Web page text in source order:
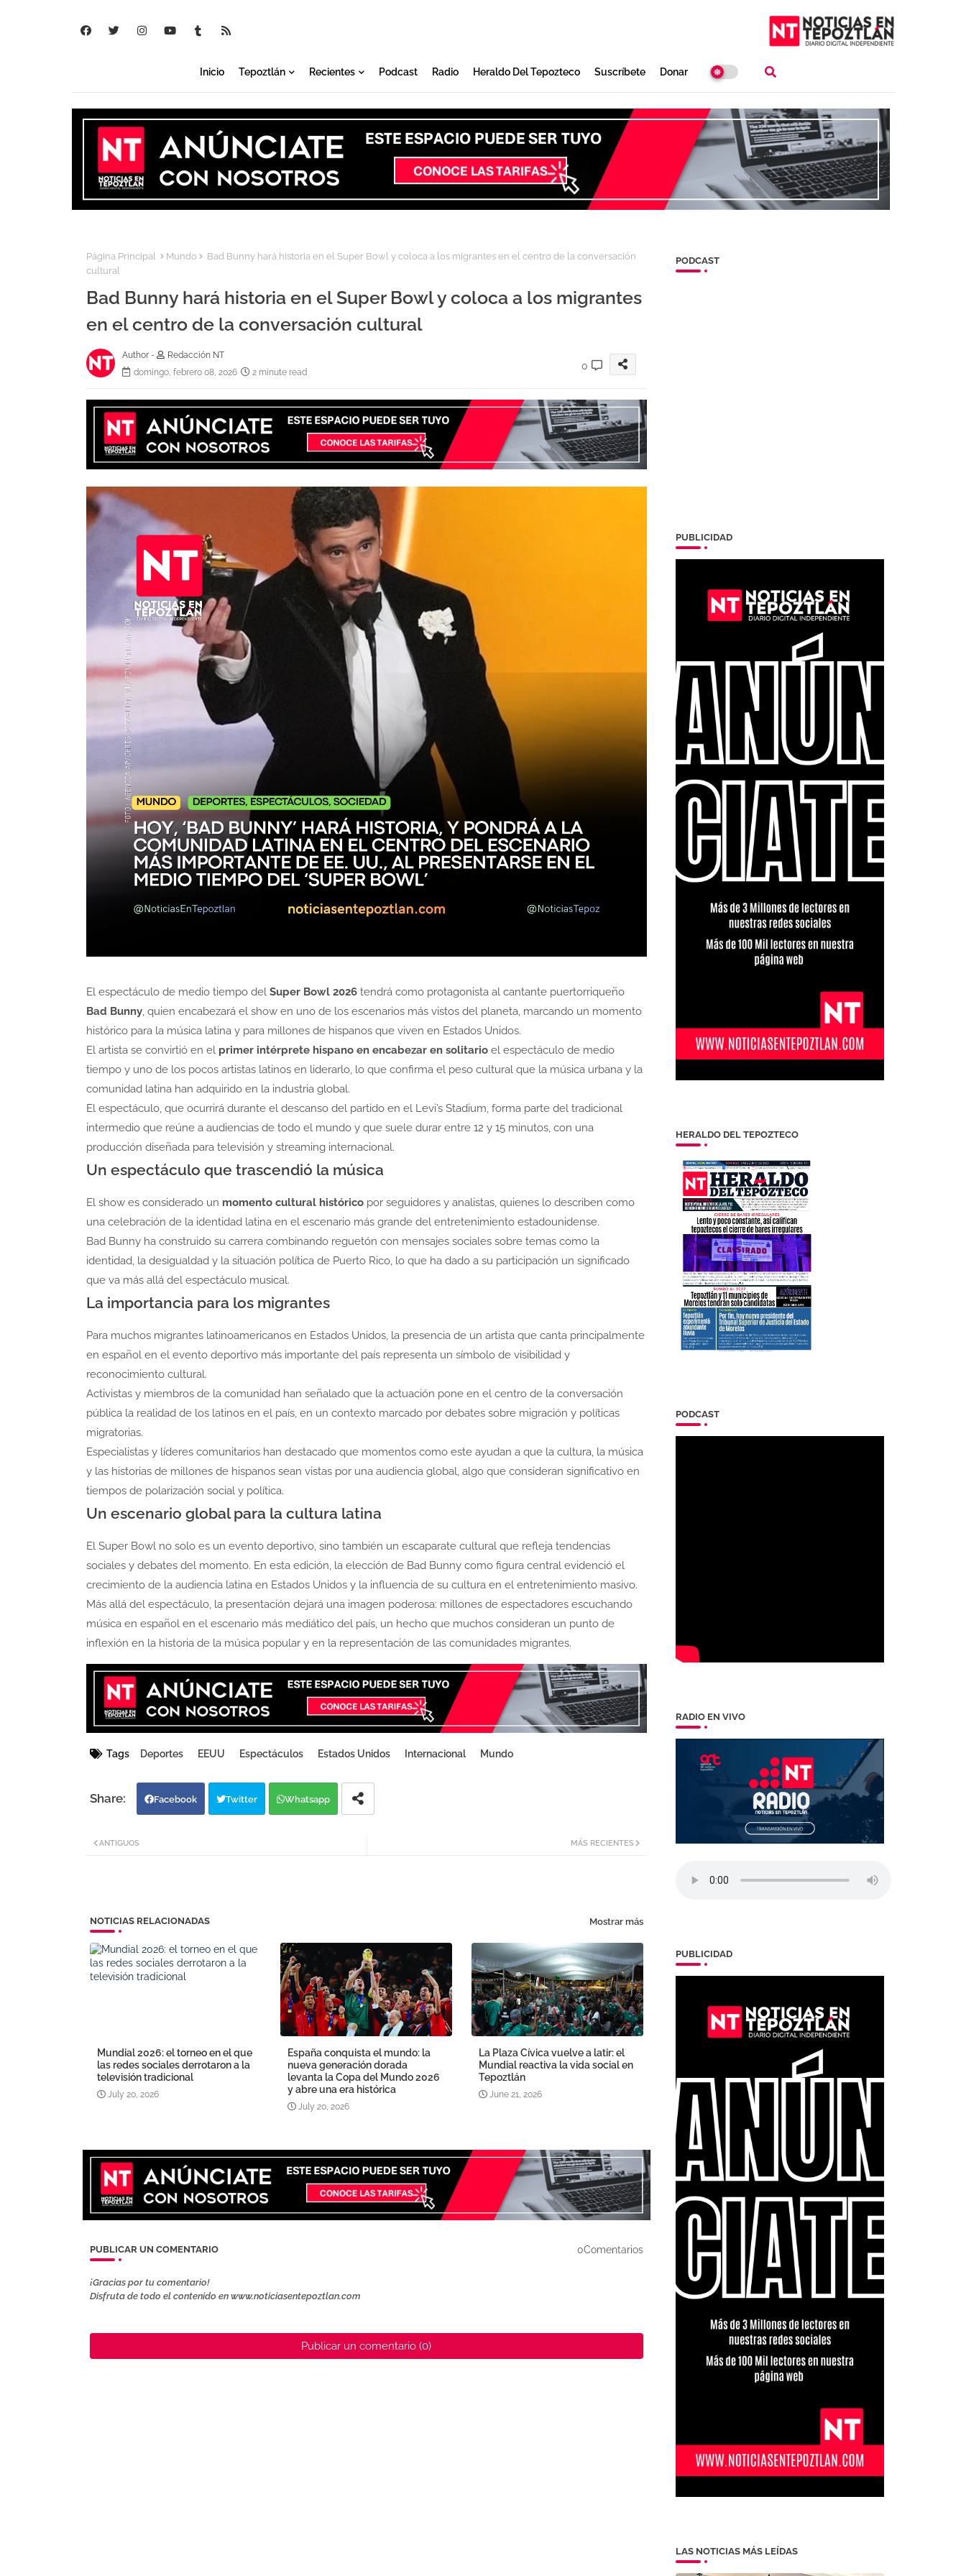
Inicio Tepoztlán Recientes Podcast Radio Heraldo Del Tepozteco Suscríbete Donar
Página Principal Mundo
Bad Bunny hará historia en el Super Bowl y coloca a los migrantes en el centro de la conversación
cultural
Bad Bunny hará historia en el Super Bowl y coloca a los migrantes
en el centro de la conversación cultural
Author -
Redacción NT
domingo, febrero 08, 2026
2 minute read
0
El espectáculo de medio tiempo del Super Bowl 2026tendrá como protagonista al cantante puertorriqueño
Bad Bunny, quien encabezará el show en uno de los escenarios más vistos del planeta, marcando un momento
histórico para la música latina y para millones de hispanos que viven en Estados Unidos.
El artista se convirtió en el primer intérprete hispano en encabezar en solitarioel espectáculo de medio
tiempo y uno de los pocos artistas latinos en liderarlo, lo que confirma el peso cultural que la música urbana y la
comunidad latina han adquirido en la industria global.
El espectáculo, que ocurrirá durante el descanso del partido en el Levi’s Stadium, forma parte del tradicional
intermedio que reúne a audiencias de todo el mundo y que suele durar entre 12 y 15 minutos, con una
producción diseñada para televisión y streaming internacional.
Un espectáculo que trascendió la música
El show es considerado un momento cultural históricopor seguidores y analistas, quienes lo describen como
una celebración de la identidad latina en el escenario más grande del entretenimiento estadounidense.
Bad Bunny ha construido su carrera combinando reguetón con mensajes sociales sobre temas como la
identidad, la desigualdad y la situación política de Puerto Rico, lo que ha dado a su participación un significado
que va más allá del espectáculo musical.
La importancia para los migrantes
Para muchos migrantes latinoamericanos en Estados Unidos, la presencia de un artista que canta principalmente
en español en el evento deportivo más importante del país representa un símbolo de visibilidad y
reconocimiento cultural.
Activistas y miembros de la comunidad han señalado que la actuación pone en el centro de la conversación
pública la realidad de los latinos en el país, en un contexto marcado por debates sobre migración y políticas
migratorias.
Especialistas y líderes comunitarios han destacado que momentos como este ayudan a que la cultura, la música
y las historias de millones de hispanos sean vistas por una audiencia global, algo que consideran significativo en
tiempos de polarización social y política.
Un escenario global para la cultura latina
El Super Bowl no solo es un evento deportivo, sino también un escaparate cultural que refleja tendencias
sociales y debates del momento. En esta edición, la elección de Bad Bunny como figura central evidenció el
crecimiento de la audiencia latina en Estados Unidos y la influencia de su cultura en el entretenimiento masivo.
Más allá del espectáculo, la presentación dejará una imagen poderosa: millones de espectadores escuchando
música en español en el escenario más mediático del país, un hecho que muchos consideran un punto de
inflexión en la historia de la música popular y en la representación de las comunidades migrantes.
Tags Deportes EEUU Espectáculos Estados Unidos Internacional Mundo
Facebook Twitter Whatsapp
MÁS RECIENTES
ANTIGUOS
NOTICIAS RELACIONADAS Mostrar más
Mundial 2026: el torneo en el que
las redes sociales derrotaron a la
televisión tradicional
July 20, 2026
España conquista el mundo: la
nueva generación dorada
levanta la Copa del Mundo 2026
y abre una era histórica
July 20, 2026
La Plaza Cívica vuelve a latir: el
Mundial reactiva la vida social en
Tepoztlán
June 21, 2026
PUBLICAR UN COMENTARIO 0Comentarios
¡Gracias por tu comentario!
Disfruta de todo el contenido en www.noticiasentepoztlan.com
Publicar un comentario (0)
PODCAST
PUBLICIDAD
HERALDO DEL TEPOZTECO
PODCAST
RADIO EN VIVO
PUBLICIDAD
LAS NOTICIAS MÁS LEÍDAS